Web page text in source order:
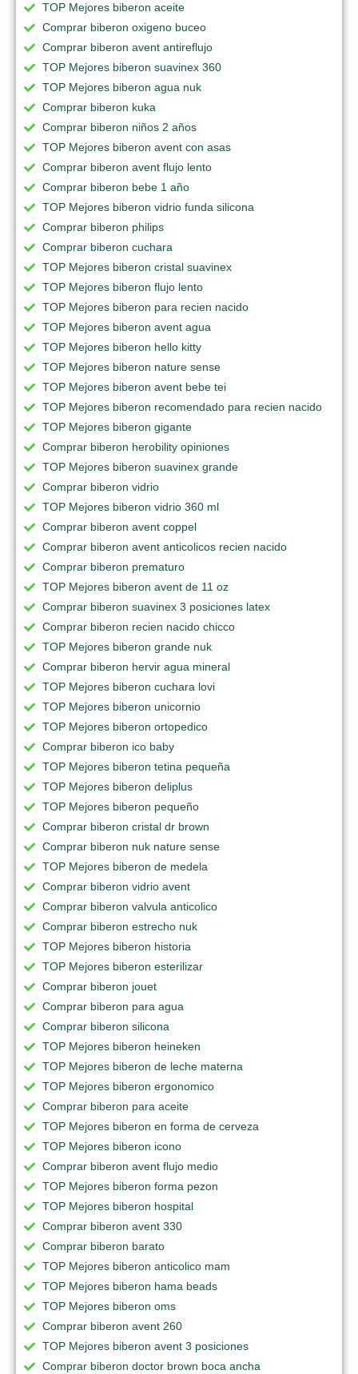
TOP Mejores biberon aceite
Comprar biberon oxigeno buceo
Comprar biberon avent antireflujo
TOP Mejores biberon suavinex 360
TOP Mejores biberon agua nuk
Comprar biberon kuka
Comprar biberon niños 2 años
TOP Mejores biberon avent con asas
Comprar biberon avent flujo lento
Comprar biberon bebe 1 año
TOP Mejores biberon vidrio funda silicona
Comprar biberon philips
Comprar biberon cuchara
TOP Mejores biberon cristal suavinex
TOP Mejores biberon flujo lento
TOP Mejores biberon para recien nacido
TOP Mejores biberon avent agua
TOP Mejores biberon hello kitty
TOP Mejores biberon nature sense
TOP Mejores biberon avent bebe tei
TOP Mejores biberon recomendado para recien nacido
TOP Mejores biberon gigante
Comprar biberon herobility opiniones
TOP Mejores biberon suavinex grande
Comprar biberon vidrio
TOP Mejores biberon vidrio 360 ml
Comprar biberon avent coppel
Comprar biberon avent anticolicos recien nacido
Comprar biberon prematuro
TOP Mejores biberon avent de 11 oz
Comprar biberon suavinex 3 posiciones latex
Comprar biberon recien nacido chicco
TOP Mejores biberon grande nuk
Comprar biberon hervir agua mineral
TOP Mejores biberon cuchara lovi
TOP Mejores biberon unicornio
TOP Mejores biberon ortopedico
Comprar biberon ico baby
TOP Mejores biberon tetina pequeña
TOP Mejores biberon deliplus
TOP Mejores biberon pequeño
Comprar biberon cristal dr brown
Comprar biberon nuk nature sense
TOP Mejores biberon de medela
Comprar biberon vidrio avent
Comprar biberon valvula anticolico
Comprar biberon estrecho nuk
TOP Mejores biberon historia
TOP Mejores biberon esterilizar
Comprar biberon jouet
Comprar biberon para agua
Comprar biberon silicona
TOP Mejores biberon heineken
TOP Mejores biberon de leche materna
TOP Mejores biberon ergonomico
Comprar biberon para aceite
TOP Mejores biberon en forma de cerveza
TOP Mejores biberon icono
Comprar biberon avent flujo medio
TOP Mejores biberon forma pezon
TOP Mejores biberon hospital
Comprar biberon avent 330
Comprar biberon barato
TOP Mejores biberon anticolico mam
TOP Mejores biberon hama beads
TOP Mejores biberon oms
Comprar biberon avent 260
TOP Mejores biberon avent 3 posiciones
Comprar biberon doctor brown boca ancha